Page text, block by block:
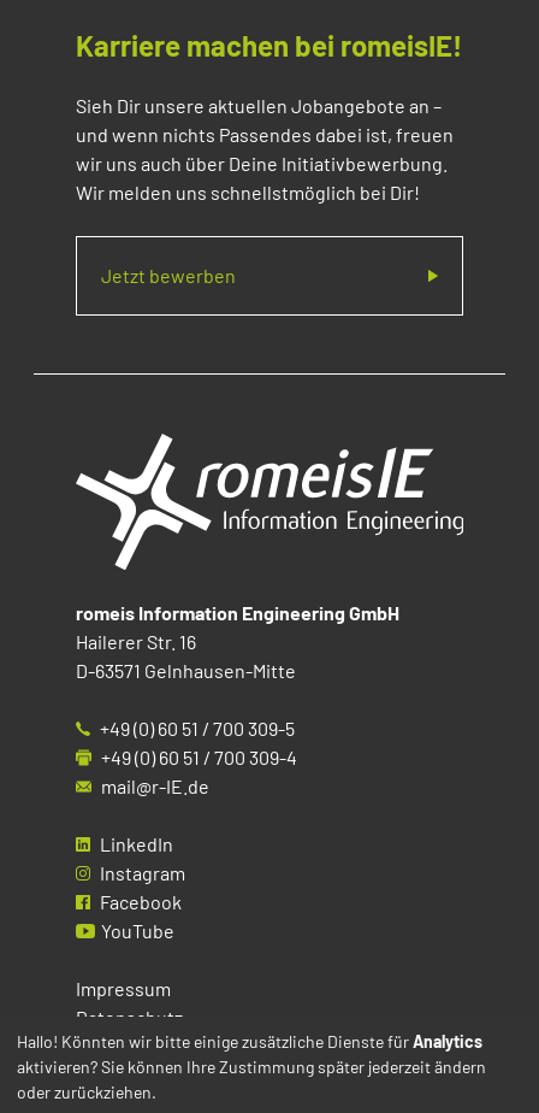
Karriere machen bei romeisIE!
Sieh Dir unsere aktuellen Jobangebote an –
und wenn nichts Passendes dabei ist, freuen
wir uns auch über Deine Initiativbewerbung.
Wir melden uns schnellstmöglich bei Dir!
Jetzt bewerben
romeis Information Engineering GmbH
Hailerer Str. 16
D-63571 Gelnhausen-Mitte
+49 (0) 60 51 / 700 309-5
+49 (0) 60 51 / 700 309-4
mail@r-IE.de
LinkedIn
Instagram
Facebook
YouTube
Impressum
Datenschutz
Cookies
Hallo! Könnten wir bitte einige zusätzliche Dienste fürAnalytics
aktivieren? Sie können Ihre Zustimmung später jederzeit ändern
oder zurückziehen.